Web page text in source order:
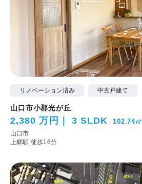
リノベーション済み 中古戸建て
山口市小郡光が丘
2,380 万円 3 SLDK 102.74㎡
山口市
上郷駅 徒歩16分